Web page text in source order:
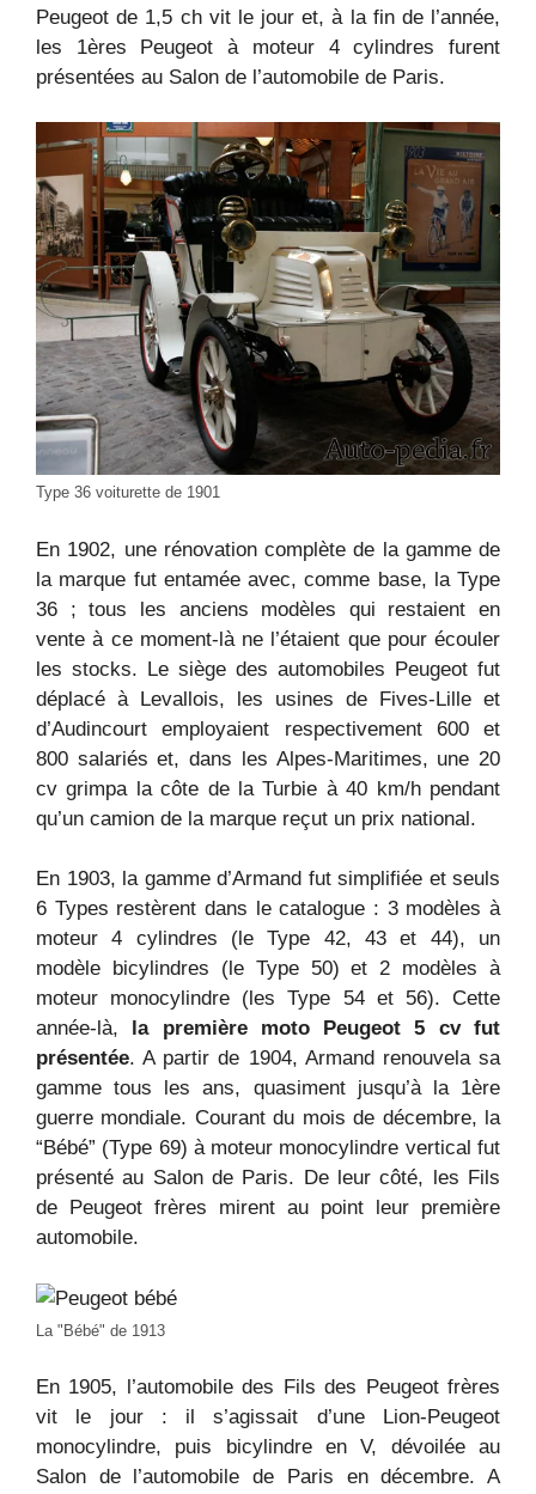
Peugeot de 1,5 ch vit le jour et, à la fin de l’année,
les 1ères Peugeot à moteur 4 cylindres furent
présentées au Salon de l’automobile de Paris.
Type 36 voiturette de 1901
En 1902, une rénovation complète de la gamme de
la marque fut entamée avec, comme base, la Type
36 ; tous les anciens modèles qui restaient en
vente à ce moment-là ne l’étaient que pour écouler
les stocks. Le siège des automobiles Peugeot fut
déplacé à Levallois, les usines de Fives-Lille et
d’Audincourt employaient respectivement 600 et
800 salariés et, dans les Alpes-Maritimes, une 20
cv grimpa la côte de la Turbie à 40 km/h pendant
qu’un camion de la marque reçut un prix national.
En 1903, la gamme d’Armand fut simplifiée et seuls
6 Types restèrent dans le catalogue : 3 modèles à
moteur 4 cylindres (le Type 42, 43 et 44), un
modèle bicylindres (le Type 50) et 2 modèles à
moteur monocylindre (les Type 54 et 56). Cette
année-là, la première moto Peugeot 5 cv fut
présentée. A partir de 1904, Armand renouvela sa
gamme tous les ans, quasiment jusqu’à la 1ère
guerre mondiale. Courant du mois de décembre, la
“Bébé” (Type 69) à moteur monocylindre vertical fut
présenté au Salon de Paris. De leur côté, les Fils
de Peugeot frères mirent au point leur première
automobile.
La "Bébé" de 1913
En 1905, l’automobile des Fils des Peugeot frères
vit le jour : il s’agissait d’une Lion-Peugeot
monocylindre, puis bicylindre en V, dévoilée au
Salon de l’automobile de Paris en décembre. A